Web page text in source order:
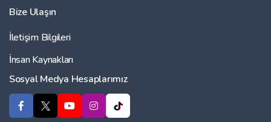
Bize Ulaşın
İletişim Bilgileri
İnsan Kaynakları
Sosyal Medya Hesaplarımız